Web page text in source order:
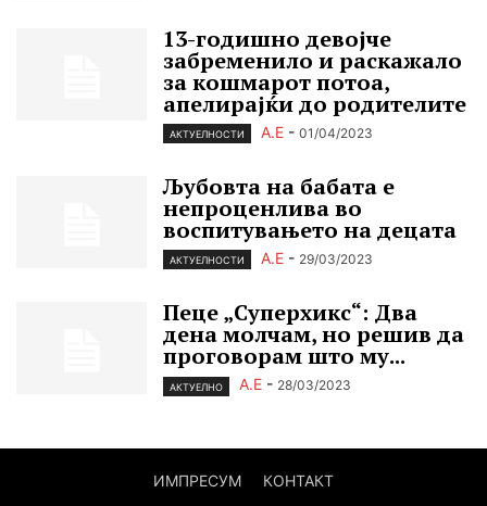
13-годишно девојче
забременило и раскажало
за кошмарот потоа,
апелирајќи до родителите
АКТУЕЛНОСТИ А.Е - 01/04/2023
Љубовта на бабата е
непроценлива во
воспитувањето на децата
АКТУЕЛНОСТИ А.Е - 29/03/2023
Пеце „Cуперхикс“: Два
дена молчам, но решив да
проговорам што му...
АКТУЕЛНО А.Е - 28/03/2023
ИМПРЕСУМ КОНТАКТ